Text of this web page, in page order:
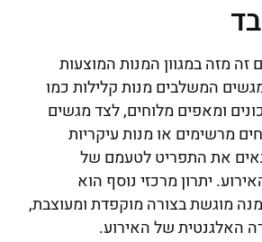
זה מזה במגוון המנות המוצעות
המשלבים מנות קלילות כמו
ומאפים מלוחים, לצד מגשים
מרשימים או מנות עיקריות
את התפריט לטעמם של
יתרון מרכזי נוסף הוא
מוגשת בצורה מוקפדת ומעוצבת,
האלגנטית של האירוע.